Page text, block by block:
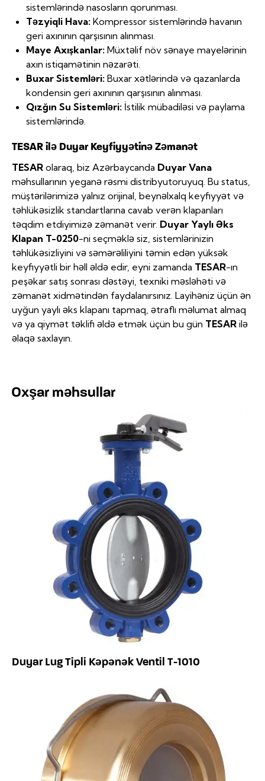
sistemlərində nasosların qorunması.
Təzyiqli Hava: Kompressor sistemlərində havanın
geri axınının qarşısının alınması.
Maye Axışkanlar: Müxtəlif növ sənaye mayelərinin
axın istiqamətinin nəzarəti.
Buxar Sistemləri: Buxar xətlərində və qazanlarda
kondensin geri axınının qarşısının alınması.
Qızğın Su Sistemləri: İstilik mübadiləsi və paylama
sistemlərində.
TESAR ilə Duyar Keyfiyyətinə Zəmanət
TESAR olaraq, biz Azərbaycanda Duyar Vana
məhsullarının yeganə rəsmi distribyutoruyuq. Bu status,
müştərilərimizə yalnız orijinal, beynəlxalq keyfiyyət və
təhlükəsizlik standartlarına cavab verən klapanları
təqdim etdiyimizə zəmanət verir. Duyar Yaylı Əks
Klapan T-0250-ni seçməklə siz, sistemlərinizin
təhlükəsizliyini və səmərəliliyini təmin edən yüksək
keyfiyyətli bir həll əldə edir, eyni zamanda TESAR-ın
peşəkar satış sonrası dəstəyi, texniki məsləhəti və
zəmanət xidmətindən faydalanırsınız. Layihəniz üçün ən
uyğun yaylı əks klapanı tapmaq, ətraflı məlumat almaq
və ya qiymət təklifi əldə etmək üçün bu gün TESAR ilə
əlaqə saxlayın.
Oxşar məhsullar
Duyar Lug Tipli Kəpənək Ventil T-1010